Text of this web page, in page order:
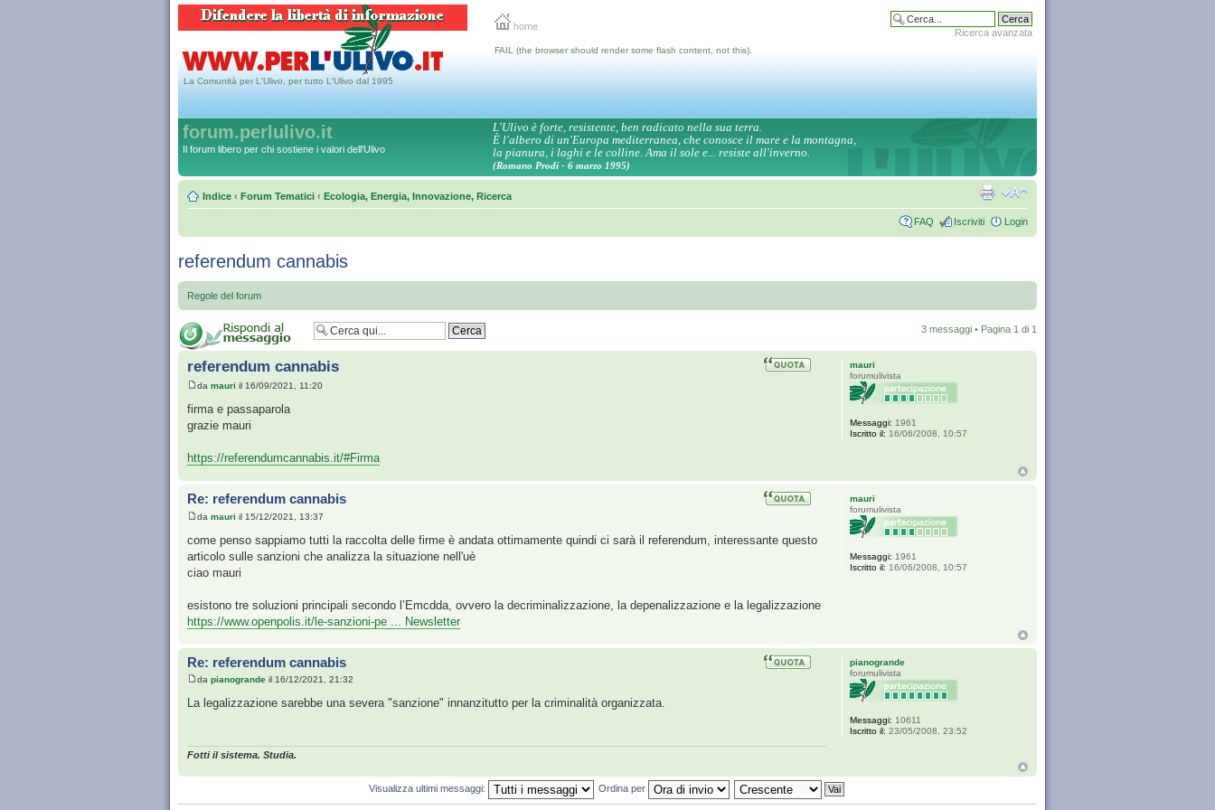
home
Ricerca avanzata
La Comunità per L'Ulivo, per tutto L'Ulivo dal 1995
FAIL (the browser should render some flash content, not this).
forum.perlulivo.it
Il forum libero per chi sostiene i valori dell'Ulivo
L'Ulivo è forte, resistente, ben radicato nella sua terra.
È l'albero di un'Europa mediterranea, che conosce il mare e la montagna,
la pianura, i laghi e le colline. Ama il sole e... resiste all'inverno.
(Romano Prodi - 6 marzo 1995)
Indice ‹ Forum Tematici ‹ Ecologia, Energia, Innovazione, Ricerca
FAQ Iscriviti Login
referendum cannabis
Regole del forum
3 messaggi • Pagina 1 di 1
referendum cannabis
da mauri il 16/09/2021, 11:20
firma e passaparola
grazie mauri
https://referendumcannabis.it/#Firma
mauri
forumulivista
Messaggi: 1961
Iscritto il: 16/06/2008, 10:57
Re: referendum cannabis
da mauri il 15/12/2021, 13:37
come penso sappiamo tutti la raccolta delle firme è andata ottimamente quindi ci sarà il referendum, interessante questo
articolo sulle sanzioni che analizza la situazione nell'uè
ciao mauri
esistono tre soluzioni principali secondo l’Emcdda, ovvero la decriminalizzazione, la depenalizzazione e la legalizzazione
https://www.openpolis.it/le-sanzioni-pe ... Newsletter
mauri
forumulivista
Messaggi: 1961
Iscritto il: 16/06/2008, 10:57
Re: referendum cannabis
da pianogrande il 16/12/2021, 21:32
La legalizzazione sarebbe una severa "sanzione" innanzitutto per la criminalità organizzata.
Fotti il sistema. Studia.
pianogrande
forumulivista
Messaggi: 10611
Iscritto il: 23/05/2008, 23:52
Visualizza ultimi messaggi: Ordina per